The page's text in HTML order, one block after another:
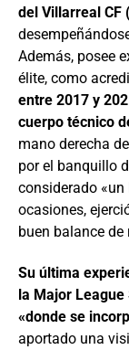
del Villarreal CF
Además, posee
élite, como
entre 2017 y
cuerpo técnico
mano derecha
por el banquillo
considerado «un
ocasiones,
buen balance de
Su última
la Major League
«donde se
aportado una